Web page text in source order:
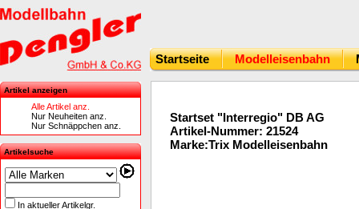
Startseite Modelleisenbahn
Artikel anzeigen
Alle Artikel anz.
Nur Neuheiten anz.
Nur Schnäppchen anz.
Artikelsuche
In aktueller Artikelgr.
Startset "Interregio" DB AG
Artikel-Nummer: 21524
Marke:Trix Modelleisenbahn